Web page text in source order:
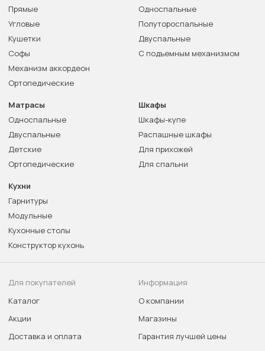
Прямые
Угловые
Кушетки
Софы
Механизм аккордеон
Ортопедические
Односпальные
Полутороспальные
Двуспальные
С подъемным механизмом
Матрасы
Односпальные
Двуспальные
Детские
Ортопедические
Шкафы
Шкафы-купе
Распашные шкафы
Для прихожей
Для спальни
Кухни
Гарнитуры
Модульные
Кухонные столы
Конструктор кухонь
Для покупателей
Каталог
Акции
Доставка и оплата
Информация
О компании
Магазины
Гарантия лучшей цены